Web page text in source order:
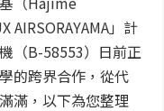
AIRSORAYAMA」計
（B-58553）日前正
的跨界合作，從代
滿，以下為您整理